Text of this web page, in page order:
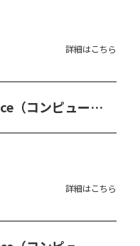
詳細はこちら
MSc in Computer Science（コンピューター科学修士コース）*学部専攻不問
詳細はこちら